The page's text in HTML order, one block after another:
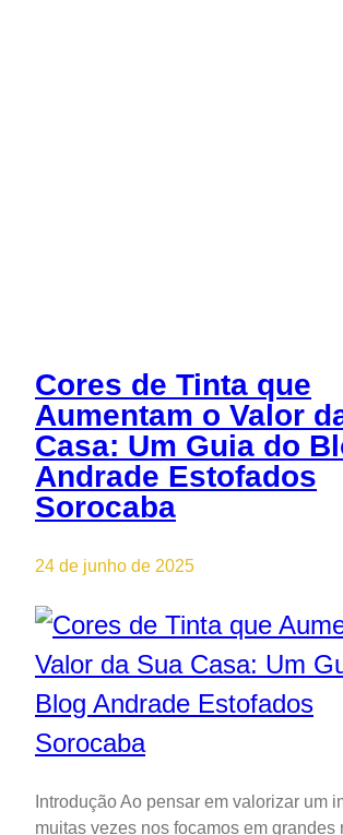
Cores de Tinta que
Aumentam o Valor
Casa: Um Guia do
Andrade Estofados
Sorocaba
24 de junho de 2025
Introdução Ao pensar em valorizar um
muitas vezes nos focamos em grandes